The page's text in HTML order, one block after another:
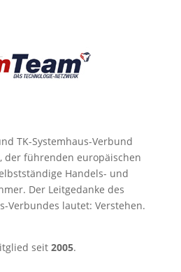
TK-Systemhaus-Verbund
der führenden europäischen
Handels- und
Der Leitgedanke des
Verbundes lautet: Verstehen.
seit 2005.